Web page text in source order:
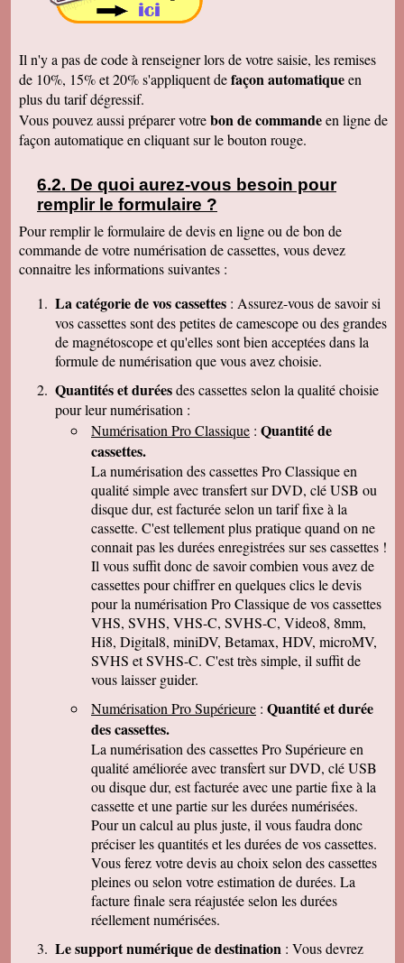
Véronique F.
Marc T.
J'ai reçu le DVD hier. Merci beaucoup, j'aurai
d'autres bandes à vous envoyer dont du super8.
Cordialement
François L.
10.10) et tous les fichiers se sont ouverts.
Merci pour le chèque de remboursement. Il est
clair que j'indiquerais vos coordonnées aux
cordialement
Nicolas B.
J ai bien recu le colis. Les cd sont impeccables.
Thierry P.
j'ai bien reçu les lots de dvd ! merci de votre
travail et de votre gentillesse ! cordialement
Patrick C.
J 'ai bien reçu le colis , je suis content de votre
travail, ma famille en métropole doit vous
envoyer le reste des cassettes. Cordialement
J-Claude L.
Bonjour, je voulait vous remercier sincérement
pour le travail que avez effectuer en restituant
les films de nos cassettes mini dv sur dvd.
Vôtre travail est excellent et vôtre sérieux est
irréprochable. Nous auront d'autre cassettes a
vous envoyer prochainement. Encore merci est
désoler de vous remercier avec autant de retard
... Bonne continuation
Caroline P.
Merci pour votre professionnalisme. vous etes
une bonne adresse et ne manquerais pas de
parler de vous . Encore merci
J-Pierre B.
Tout est OK, merci! Dans l'avenir, j'aurai sans
doute encore recours à vous pour le même
genre de travail. Cordialement
Félix F.
J'ai bien reçu votre colis et vous remercie d'
avoir effectué ce travail délicat . J'ai visionné
les disquettes et suis pour ma part satisfait , je
pense que mon fils sera très heureux de
retrouver de tels souvenirs. Merci beaucoup
pour la rapidité du traitement de ma commande,
Très cordialement.
Michel J.
Bonjour merci de votre professionalisme et
exactitude si l'occasion se présente de vous
faire connaître je le ferai avec plaisir.
Cordialement
Il n'y a pas de code à renseigner lors de votre saisie, les remises
de 10%, 15% et 20% s'appliquent defaçon automatiqueen
plus du tarif dégressif.
Vous pouvez aussi préparer votrebon de commandeen ligne de
façon automatique en cliquant sur le bouton rouge.
De quoi aurez-vous besoin pour
remplir le formulaire ?
Pour remplir le formulaire de devis en ligne ou de bon de
commande de votre numérisation de cassettes, vous devez
connaitre les informations suivantes :
La catégorie de vos cassettes : Assurez-vous de savoir si
vos cassettes sont des petites de camescope ou des grandes
de magnétoscope et qu'elles sont bien acceptées dans la
formule de numérisation que vous avez choisie.
Quantités et duréesdes cassettes selon la qualité choisie
pour leur numérisation :
Numérisation Pro Classique : Quantité de
cassettes.
La numérisation des cassettes Pro Classique en
qualité simple avec transfert sur DVD, clé USB ou
disque dur, est facturée selon un tarif fixe à la
cassette. C'est tellement plus pratique quand on ne
connait pas les durées enregistrées sur ses cassettes !
Il vous suffit donc de savoir combien vous avez de
cassettes pour chiffrer en quelques clics le devis
pour la numérisation Pro Classique de vos cassettes
VHS, SVHS, VHS-C, SVHS-C, Video8, 8mm,
Hi8, Digital8, miniDV, Betamax, HDV, microMV,
SVHS et SVHS-C. C'est très simple, il suffit de
vous laisser guider.
Numérisation Pro Supérieure : Quantité et durée
des cassettes.
La numérisation des cassettes Pro Supérieure en
qualité améliorée avec transfert sur DVD, clé USB
ou disque dur, est facturée avec une partie fixe à la
cassette et une partie sur les durées numérisées.
Pour un calcul au plus juste, il vous faudra donc
préciser les quantités et les durées de vos cassettes.
Vous ferez votre devis au choix selon des cassettes
pleines ou selon votre estimation de durées. La
facture finale sera réajustée selon les durées
réellement numérisées.
Le support numérique de destination : Vous devrez